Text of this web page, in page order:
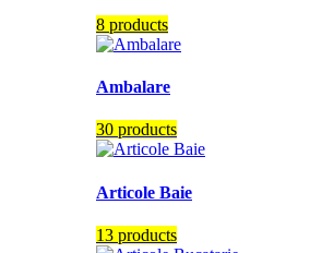
8 products
Ambalare
30 products
Articole Baie
13 products